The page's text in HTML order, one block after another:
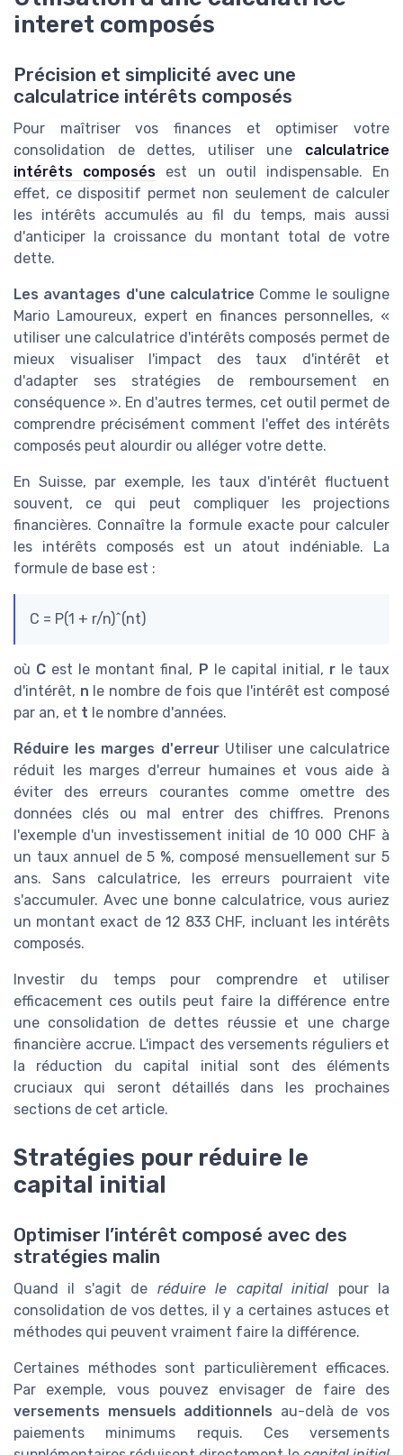
interet composés
Précision et simplicité avec une
calculatrice intérêts composés
Pour maîtriser vos finances et optimiser votre
consolidation de dettes, utiliser une calculatrice
intérêts composés est un outil indispensable. En
effet, ce dispositif permet non seulement de calculer
les intérêts accumulés au fil du temps, mais aussi
d'anticiper la croissance du montant total de votre
dette.
Les avantages d'une calculatrice Comme le souligne
Mario Lamoureux, expert en finances personnelles, «
utiliser une calculatrice d'intérêts composés permet de
mieux visualiser l'impact des taux d'intérêt et
d'adapter ses stratégies de remboursement en
conséquence ». En d'autres termes, cet outil permet de
comprendre précisément comment l'effet des intérêts
composés peut alourdir ou alléger votre dette.
En Suisse, par exemple, les taux d'intérêt fluctuent
souvent, ce qui peut compliquer les projections
financières. Connaître la formule exacte pour calculer
les intérêts composés est un atout indéniable. La
formule de base est :
C = P(1 + r/n)^(nt)
où C est le montant final, P le capital initial, rle taux
d'intérêt, n le nombre de fois que l'intérêt est composé
par an, et t le nombre d'années.
Réduire les marges d'erreurUtiliser une calculatrice
réduit les marges d'erreur humaines et vous aide à
éviter des erreurs courantes comme omettre des
données clés ou mal entrer des chiffres. Prenons
l'exemple d'un investissement initial de 10 000 CHF à
un taux annuel de 5 %, composé mensuellement sur 5
ans. Sans calculatrice, les erreurs pourraient vite
s'accumuler. Avec une bonne calculatrice, vous auriez
un montant exact de 12 833 CHF, incluant les intérêts
composés.
Investir du temps pour comprendre et utiliser
efficacement ces outils peut faire la différence entre
une consolidation de dettes réussie et une charge
financière accrue. L'impact des versements réguliers et
la réduction du capital initial sont des éléments
cruciaux qui seront détaillés dans les prochaines
sections de cet article.
Stratégies pour réduire le
capital initial
Optimiser l’intérêt composé avec des
stratégies malin
Quand il s'agit de réduire le capital initial pour la
consolidation de vos dettes, il y a certaines astuces et
méthodes qui peuvent vraiment faire la différence.
Certaines méthodes sont particulièrement efficaces.
Par exemple, vous pouvez envisager de faire des
versements mensuels additionnels au-delà de vos
paiements minimums requis. Ces versements